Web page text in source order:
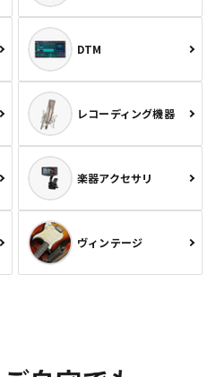
DTM
レコーディング機器
楽器アクセサリ
ヴィンテージ